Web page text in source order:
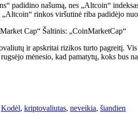
padidino našumą, nes „Altcoin“
„Altcoin“ rinkos viršutinė riba padidėjo
Cap“ Šaltinis: „CoinMarketCap“
ir apskritai rizikos turto pagreitį.
mėnesio, kad pamatytų, koks bus
Kodėl, kriptovaliutas, neveikia, šiandien